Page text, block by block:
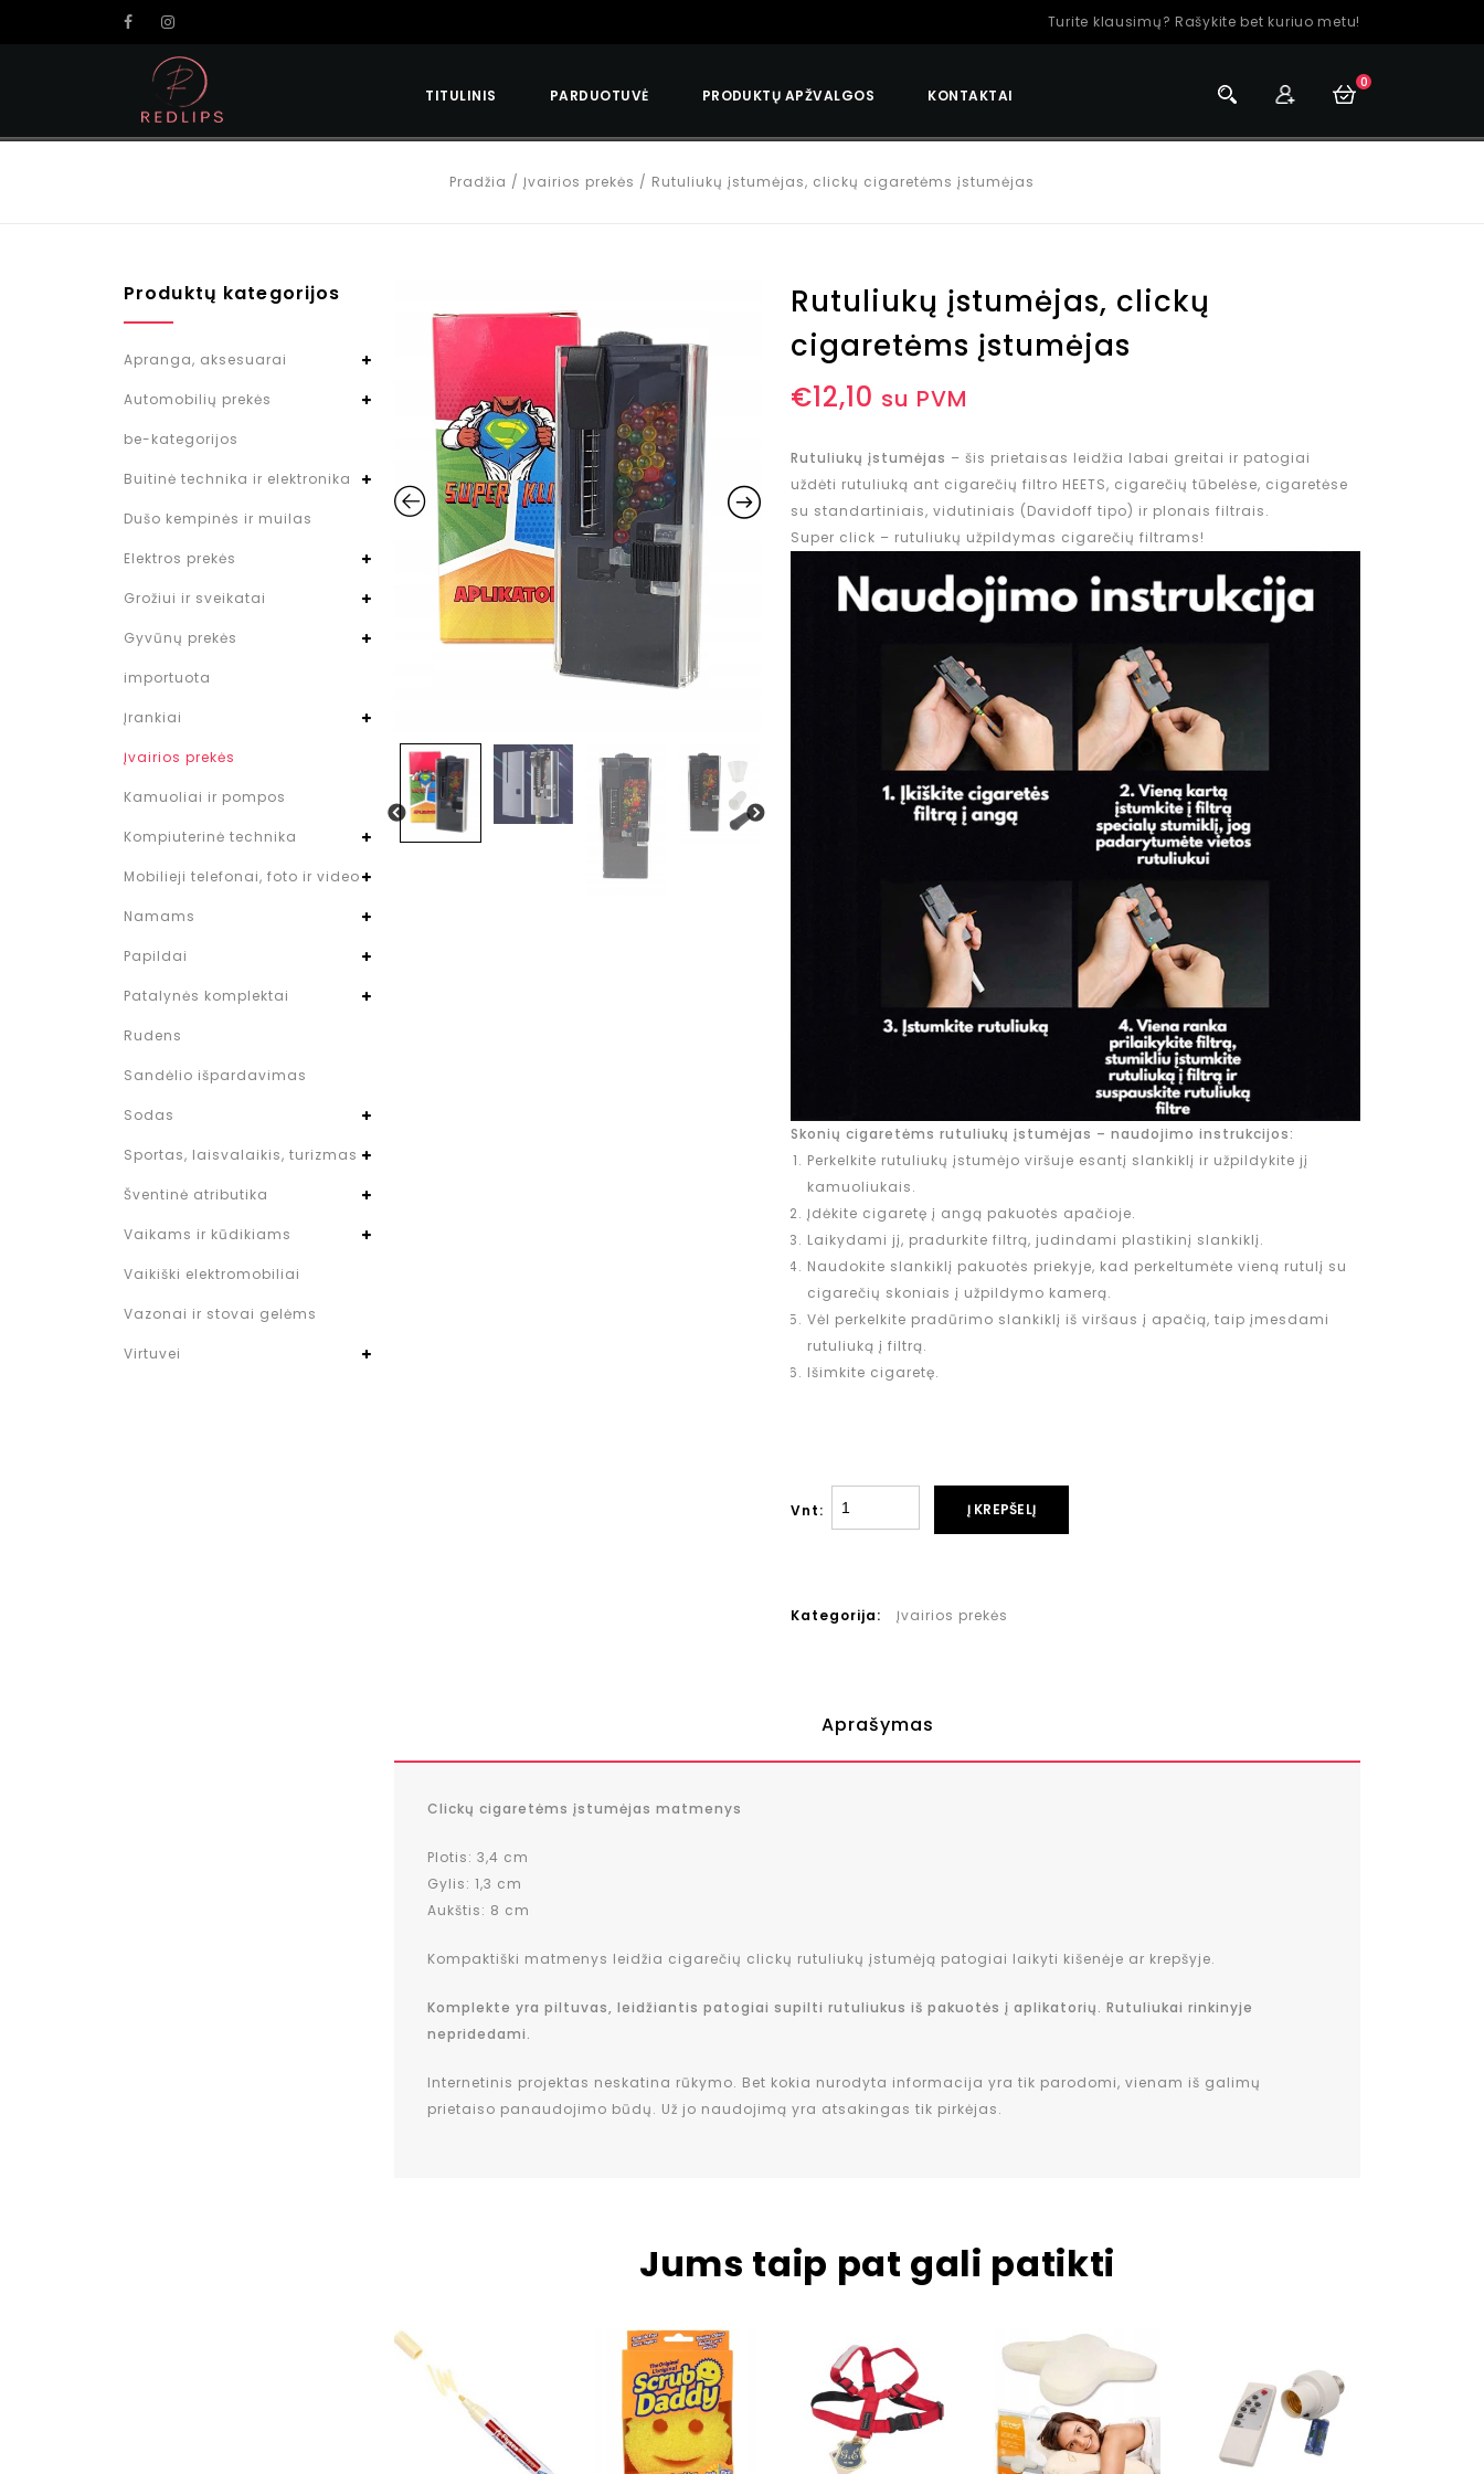
Turite klausimų? Rašykite bet kuriuo metu!
TITULINIS PARDUOTUVĖ PRODUKTŲ APŽVALGOS KONTAKTAI
0
Pradžia / Įvairios prekės / Rutuliukų įstumėjas, clickų cigaretėms įstumėjas
Rutuliukų įstumėjas, clickų
cigaretėms įstumėjas
€12,10 su PVM
Rutuliukų įstumėjas – šis prietaisas leidžia labai greitai ir patogiai
uždėti rutuliuką ant cigarečių filtro HEETS, cigarečių tūbelėse, cigaretėse
su standartiniais, vidutiniais (Davidoff tipo) ir plonais filtrais.
Super click – rutuliukų užpildymas cigarečių filtrams!
Skonių cigaretėms rutuliukų įstumėjas – naudojimo instrukcijos:
Perkelkite rutuliukų įstumėjo viršuje esantį slankiklį ir užpildykite jį
kamuoliukais.
Įdėkite cigaretę į angą pakuotės apačioje.
Laikydami jį, pradurkite filtrą, judindami plastikinį slankiklį.
Naudokite slankiklį pakuotės priekyje, kad perkeltumėte vieną rutulį su
cigarečių skoniais į užpildymo kamerą.
Vėl perkelkite pradūrimo slankiklį iš viršaus į apačią, taip įmesdami
rutuliuką į filtrą.
Išimkite cigaretę.
Vnt: Į KREPŠELĮ
Kategorija: Įvairios prekės
Aprašymas
Clickų cigaretėms įstumėjas matmenys
Plotis: 3,4 cm
Gylis: 1,3 cm
Aukštis: 8 cm
Kompaktiški matmenys leidžia cigarečių clickų rutuliukų įstumėją patogiai laikyti kišenėje ar krepšyje.
Komplekte yra piltuvas, leidžiantis patogiai supilti rutuliukus iš pakuotės į aplikatorių. Rutuliukai rinkinyje
nepridedami.
Internetinis projektas neskatina rūkymo. Bet kokia nurodyta informacija yra tik parodomi, vienam iš galimų
prietaiso panaudojimo būdų. Už jo naudojimą yra atsakingas tik pirkėjas.
Jums taip pat gali patikti
Produktų kategorijos
Apranga, aksesuarai
Automobilių prekės
be-kategorijos
Buitinė technika ir elektronika
Dušo kempinės ir muilas
Elektros prekės
Grožiui ir sveikatai
Gyvūnų prekės
importuota
Įrankiai
Įvairios prekės
Kamuoliai ir pompos
Kompiuterinė technika
Mobilieji telefonai, foto ir video
Namams
Papildai
Patalynės komplektai
Rudens
Sandėlio išpardavimas
Sodas
Sportas, laisvalaikis, turizmas
Šventinė atributika
Vaikams ir kūdikiams
Vaikiški elektromobiliai
Vazonai ir stovai gelėms
Virtuvei